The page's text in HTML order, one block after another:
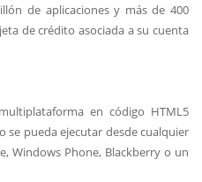
de aplicaciones y más de 400
de crédito asociada a su cuenta
en código HTML5
pueda ejecutar desde cualquier
Windows Phone, Blackberry o un